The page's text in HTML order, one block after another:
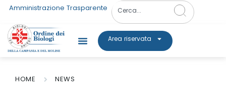
Amministrazione Trasparente
Area riservata
HOME NEWS